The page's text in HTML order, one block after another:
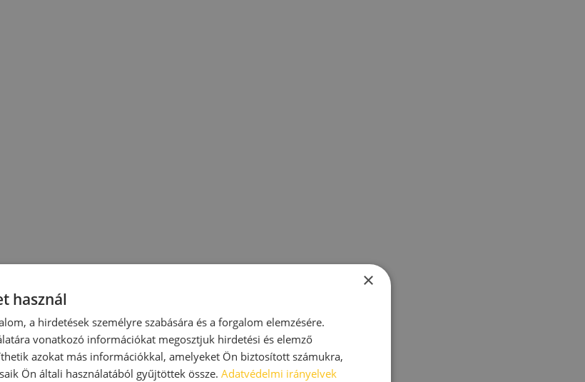
×
használ
a hirdetések személyre szabására és a forgalom elemzésére.
vonatkozó információkat megosztjuk hirdetési és elemző
azokat más információkkal, amelyeket Ön biztosított számukra,
Ön általi használatából gyűjtöttek össze. Adatvédelmi irányelvek